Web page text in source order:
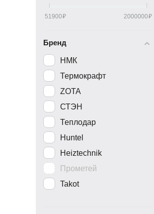
51900₽ 2000000₽
Бренд
НМК
Термокрафт
ZOTA
СТЭН
Теплодар
Huntel
Heiztechnik
Прометей
Takot